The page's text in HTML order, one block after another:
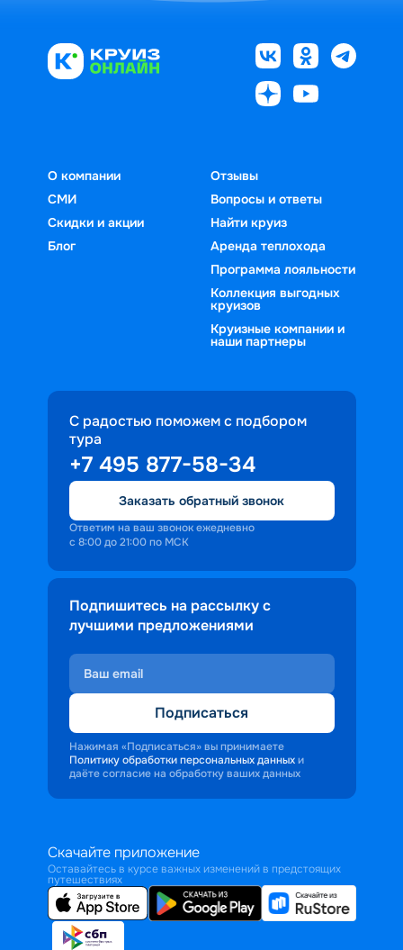
О компании
СМИ
Скидки и акции
Блог
Отзывы
Вопросы и ответы
Найти круиз
Аренда теплохода
Программа лояльности
Коллекция выгодных
круизов
Круизные компании и
наши партнеры
С радостью поможем с подбором
тура
+7 495 877-58-34
Заказать обратный звонок
Ответим на ваш звонок ежедневно
с 8:00 до 21:00 по МСК
Подпишитесь на рассылку с
лучшими предложениями
Подписаться
Нажимая «Подписаться» вы принимаете
Политику обработки персональных данных и
даёте согласие на обработку ваших данных
Скачайте приложение
Оставайтесь в курсе важных изменений в предстоящих
путешествиях